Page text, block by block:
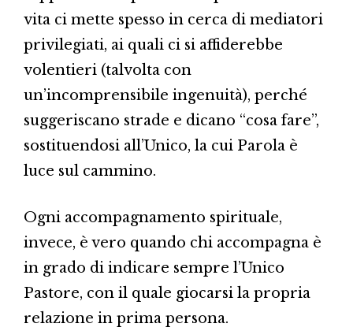
vita ci mette spesso in cerca di mediatori
privilegiati, ai quali ci si affiderebbe
volentieri (talvolta con
un’incomprensibile ingenuità), perché
suggeriscano strade e dicano “cosa fare”,
sostituendosi all’Unico, la cui Parola è
luce sul cammino.
Ogni accompagnamento spirituale,
invece, è vero quando chi accompagna è
in grado di indicare sempre l’Unico
Pastore, con il quale giocarsi la propria
relazione in prima persona.